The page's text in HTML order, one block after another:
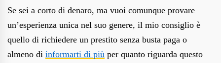
Se sei a corto di denaro, ma vuoi comunque provare
un’esperienza unica nel suo genere, il mio consiglio è
quello di richiedere un prestito senza busta paga o
almeno di informarti di più per quanto riguarda questo